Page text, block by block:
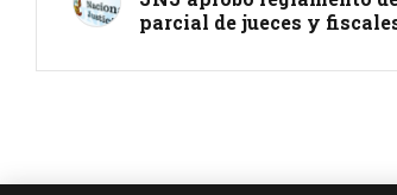
parcial de jueces y